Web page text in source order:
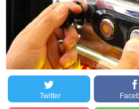
Twitter